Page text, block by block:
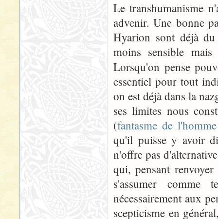
Le transhumanisme
advenir. Une bonne
Hyarion sont déjà
moins sensible
Lorsqu'on pense
essentiel pour tout
on est déjà dans la
ses limites nous
(fantasme de
qu'il puisse y avoir
n'offre pas
qui, pensant
s'assumer comme
nécessairement aux
scepticisme en